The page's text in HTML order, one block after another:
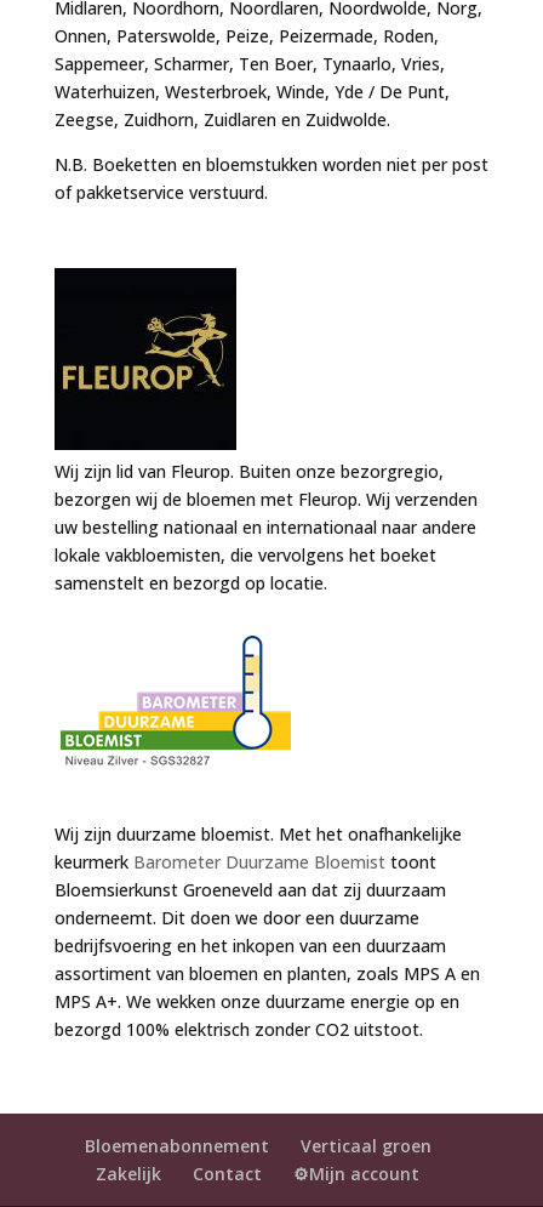
Midlaren, Noordhorn, Noordlaren, Noordwolde, Norg,
Onnen, Paterswolde, Peize, Peizermade, Roden,
Sappemeer, Scharmer, Ten Boer, Tynaarlo, Vries,
Waterhuizen, Westerbroek, Winde, Yde / De Punt,
Zeegse, Zuidhorn, Zuidlaren en Zuidwolde.
N.B. Boeketten en bloemstukken worden niet per post
of pakketservice verstuurd.
Wij zijn lid van Fleurop. Buiten onze bezorgregio,
bezorgen wij de bloemen met Fleurop. Wij verzenden
uw bestelling nationaal en internationaal naar andere
lokale vakbloemisten, die vervolgens het boeket
samenstelt en bezorgd op locatie.
Wij zijn duurzame bloemist. Met het onafhankelijke
keurmerk Barometer Duurzame Bloemisttoont
Bloemsierkunst Groeneveld aan dat zij duurzaam
onderneemt. Dit doen we door een duurzame
bedrijfsvoering en het inkopen van een duurzaam
assortiment van bloemen en planten, zoals MPS A en
MPS A+. We wekken onze duurzame energie op en
bezorgd 100% elektrisch zonder CO2 uitstoot.
Bloemenabonnement
Verticaal groen
Zakelijk
Contact ⚙️Mijn account